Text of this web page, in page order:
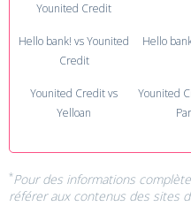
Younited Credit
Hello bank! vs Younited
Credit
Hello
Younited Credit vs
Yelloan
Younited
*Pour des informations
référer aux contenus des sites